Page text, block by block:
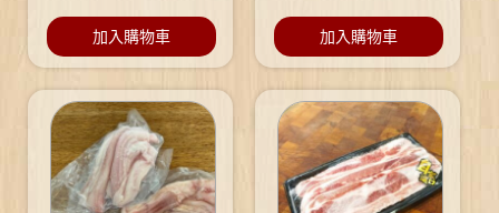
加入購物車 加入購物車